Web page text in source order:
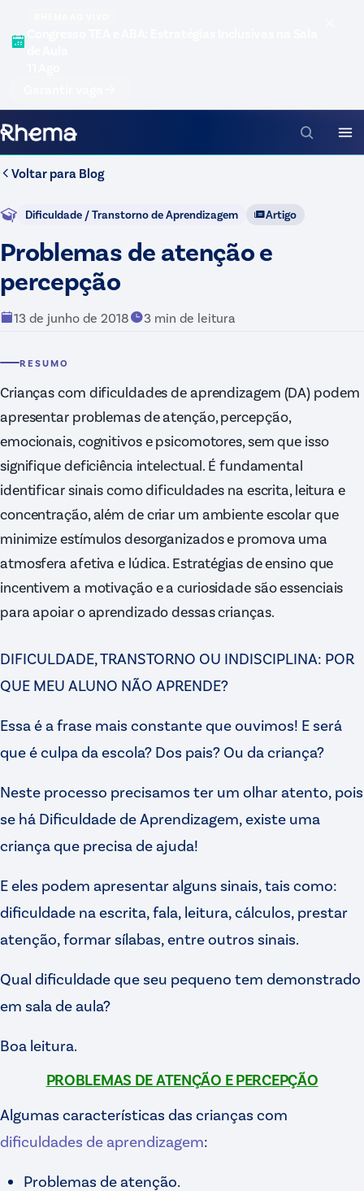
Voltar para Blog
Dificuldade / Transtorno de Aprendizagem Artigo
Problemas de atenção e
percepção
13 de junho de 2018 3 min de leitura
RESUMO
Crianças com dificuldades de aprendizagem (DA) podem
apresentar problemas de atenção, percepção,
emocionais, cognitivos e psicomotores, sem que isso
signifique deficiência intelectual. É fundamental
identificar sinais como dificuldades na escrita, leitura e
concentração, além de criar um ambiente escolar que
minimize estímulos desorganizados e promova uma
atmosfera afetiva e lúdica. Estratégias de ensino que
incentivem a motivação e a curiosidade são essenciais
para apoiar o aprendizado dessas crianças.
DIFICULDADE, TRANSTORNO OU INDISCIPLINA: POR
QUE MEU ALUNO NÃO APRENDE?
Essa é a frase mais constante que ouvimos! E será
que é culpa da escola? Dos pais? Ou da criança?
Neste processo precisamos ter um olhar atento, pois
se há Dificuldade de Aprendizagem, existe uma
criança que precisa de ajuda!
E eles podem apresentar alguns sinais, tais como:
dificuldade na escrita, fala, leitura, cálculos, prestar
atenção, formar sílabas, entre outros sinais.
Qual dificuldade que seu pequeno tem demonstrado
em sala de aula?
Boa leitura.
PROBLEMAS DE ATENÇÃO E PERCEPÇÃO
Algumas características das crianças com
dificuldades de aprendizagem:
Problemas de atenção.